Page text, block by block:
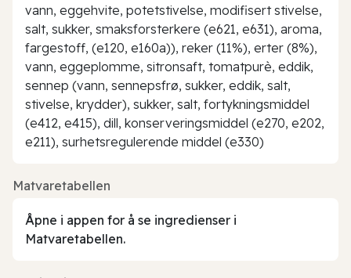
vann, eggehvite, potetstivelse, modifisert stivelse,
salt, sukker, smaksforsterkere (e621, e631), aroma,
fargestoff, (e120, e160a)), reker (11%), erter (8%),
vann, eggeplomme, sitronsaft, tomatpurè, eddik,
sennep (vann, sennepsfrø, sukker, eddik, salt,
stivelse, krydder), sukker, salt, fortykningsmiddel
(e412, e415), dill, konserveringsmiddel (e270, e202,
e211), surhetsregulerende middel (e330)
Matvaretabellen
Åpne i appen for å se ingredienser i
Matvaretabellen.